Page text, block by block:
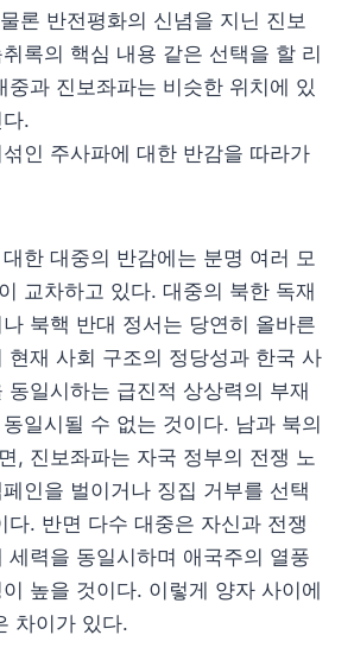
론 반전평화의 신념을 지닌 진보
록의 핵심 내용 같은 선택을 할 리
중과 진보좌파는 비슷한 위치에 있
.
인 주사파에 대한 반감을 따라가
한 대중의 반감에는 분명 여러 모
교차하고 있다. 대중의 북한 독재
북핵 반대 정서는 당연히 올바른
현재 사회 구조의 정당성과 한국 사
동일시하는 급진적 상상력의 부재
일시될 수 없는 것이다. 남과 북의
, 진보좌파는 자국 정부의 전쟁 노
인을 벌이거나 징집 거부를 선택
다. 반면 다수 대중은 자신과 전쟁
세력을 동일시하며 애국주의 열풍
높을 것이다. 이렇게 양자 사이에
차이가 있다.